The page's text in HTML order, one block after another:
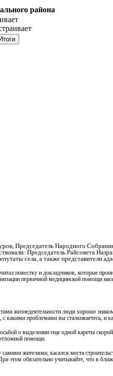
района
Председатель Народного
Председатель Райсовета
села, а также представители
повестку и докладчиков, которые
первичной медицинской помощи
жизнедеятельности люди хорошо
какими проблемами вы сталкиваетесь, и
о выделении еще одной кареты
помощи.
жителями, касался места
этом обязательно учитывайте, что в